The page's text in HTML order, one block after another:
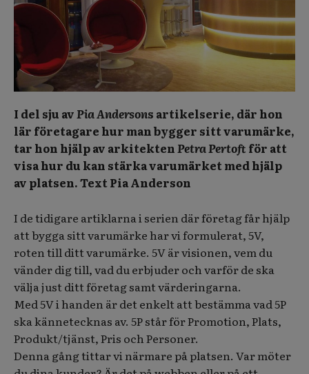
I del sju avPia Andersons artikelserie, där hon
lär företagare hur man bygger sitt varumärke,
tar hon hjälp av arkitektenPetra Pertoft för att
visa hur du kan stärka varumärket med hjälp
av platsen.Text Pia Anderson
I de tidigare artiklarna i serien där företag får hjälp
att bygga sitt varumärke har vi formulerat, 5V,
roten till ditt varumärke. 5V är visionen, vem du
vänder dig till, vad du erbjuder och varför de ska
välja just ditt företag samt värderingarna.
Med 5V i handen är det enkelt att bestämma vad 5P
ska kännetecknas av. 5P står för Promotion, Plats,
Produkt/tjänst, Pris och Personer.
Denna gång tittar vi närmare på platsen. Var möter